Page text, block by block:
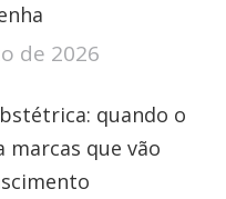
de 2026
quando o
marcas que vão